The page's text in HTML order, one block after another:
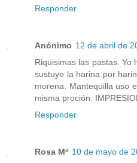
Responder
Anónimo 12 de abril de
Riquisimas las pastas. Yo
sustuyo la harina por
morena. Mantequilla uso
misma proción.
Responder
Rosa Mª 10 de mayo de